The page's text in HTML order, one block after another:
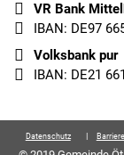
VR Bank
IBAN: DE97
Volksbank pur
IBAN: DE21
Datenschutz